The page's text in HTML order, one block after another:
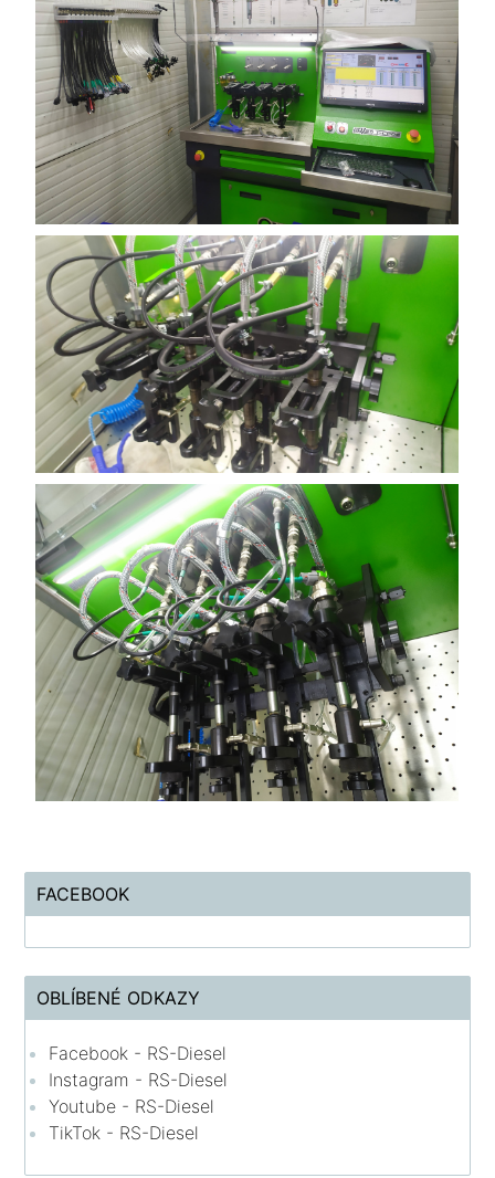
FACEBOOK
OBLÍBENÉ ODKAZY
Facebook - RS-Diesel
Instagram - RS-Diesel
Youtube - RS-Diesel
TikTok - RS-Diesel